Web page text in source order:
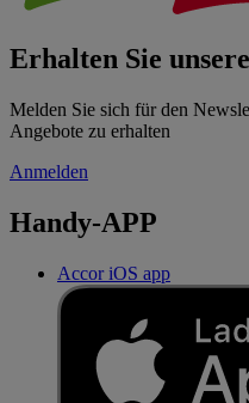
Erhalten Sie
Melden Sie sich für den
Angebote zu erhalten
Anmelden
Handy-APP
Accor iOS app